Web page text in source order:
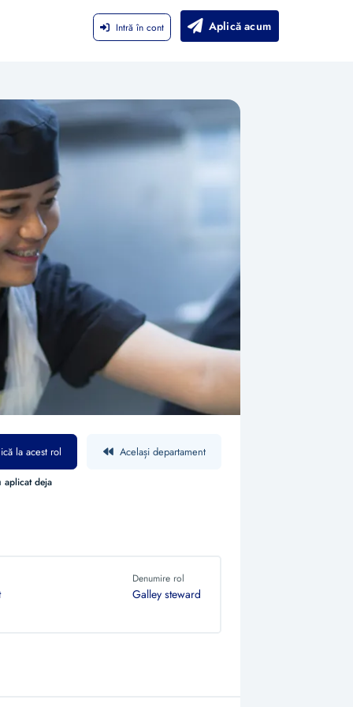
Intră în cont Aplică acum
la acest rol Același departament
aplicat deja
Denumire rol
Galley steward